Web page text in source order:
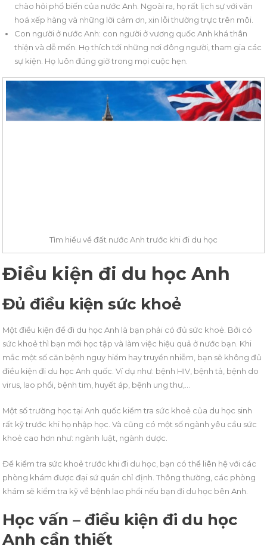
chào hỏi phổ biến của nước Anh. Ngoài ra, họ rất lịch sự với văn
hoá xếp hàng và những lời cảm ơn, xin lỗi thường trực trên môi.
Con người ở nước Anh: con người ở vương quốc Anh khá thân
thiện và dễ mến. Họ thích tới những nơi đông người, tham gia các
sự kiện. Họ luôn đúng giờ trong mọi cuộc hẹn.
Tìm hiểu về đất nước Anh trước khi đi du học
Điều kiện đi du học Anh
Đủ điều kiện sức khoẻ
Một điều kiện để đi du học Anh là bạn phải có đủ sức khoẻ. Bởi có
sức khoẻ thì bạn mới học tập và làm việc hiệu quả ở nước bạn. Khi
mắc một số căn bệnh nguy hiểm hay truyền nhiễm, bạn sẽ không đủ
điều kiện đi du học Anh quốc. Ví dụ như: bệnh HIV, bệnh tả, bệnh do
virus, lao phổi, bệnh tim, huyết áp, bệnh ung thư,…
Một số trường học tại Anh quốc kiểm tra sức khoẻ của du học sinh
rất kỹ trước khi họ nhập học. Và cũng có một số ngành yêu cầu sức
khoẻ cao hơn như: ngành luật, ngành dược.
Để kiểm tra sức khoẻ trước khi đi du học, bạn có thể liên hệ với các
phòng khám được đại sứ quán chỉ định. Thông thường, các phòng
khám sẽ kiểm tra kỹ về bệnh lao phổi nếu bạn đi du học bên Anh.
Học vấn – điều kiện đi du học
Anh cần thiết